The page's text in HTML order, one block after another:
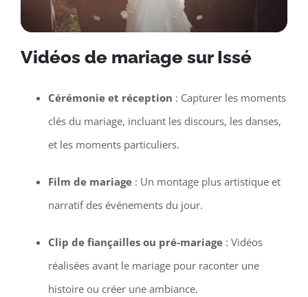
Vidéos de mariage sur Issé
Cérémonie et réception : Capturer les moments
clés du mariage, incluant les discours, les danses,
et les moments particuliers.
Film de mariage: Un montage plus artistique et
narratif des événements du jour.
Clip de fiançailles ou pré-mariage: Vidéos
réalisées avant le mariage pour raconter une
histoire ou créer une ambiance.